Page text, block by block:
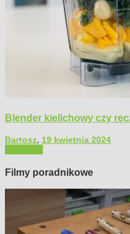
Blender kielichowy czy
Bartosz, 19 kwietnia 2024
Filmy poradnikowe